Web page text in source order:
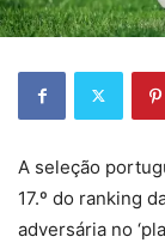
A seleção
17.º do ranking
adversária no